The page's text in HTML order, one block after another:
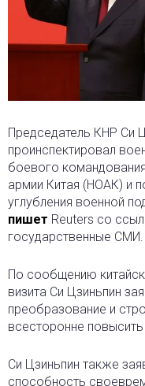
Председатель КНР Си
проинспектировал
боевого
армии Китая (НОАК) и
углубления военной
пишет Reuters со
государственные СМИ.
По сообщению
визита Си Цзиньпин
преобразование и
всесторонне
Си Цзиньпин также
способность